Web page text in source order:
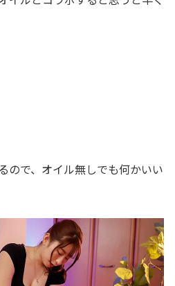
ので、オイル無しでも何かいい